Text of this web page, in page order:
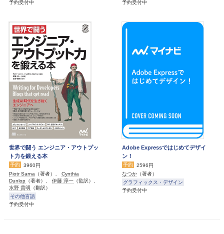
予約受付中 予約受付中
世界で闘う エンジニア・アウトプッ
ト力を鍛える本
予約
3960円
Piotr Sarna （著者）、 Cynthia
Dunlop （著者）、 伊藤 淳一 （監訳）、
水野 貴明 （翻訳）
その他言語
予約受付中
Adobe Expressではじめてデザイ
ン！
予約
2596円
なつか （著者）
グラフィックス・デザイン
予約受付中